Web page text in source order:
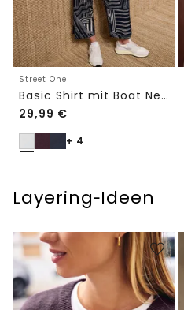
Street One
Basic Shirt mit Boat Neck und Elastikbund
29,99 €
+ 4
Layering‑Ideen